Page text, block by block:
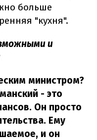
больше
"кухня".
и
министром?
- это
Он просто
Ему
и он